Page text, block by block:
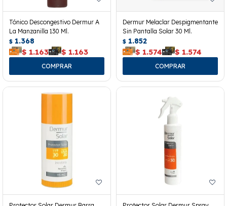
Tónico Descongestivo Dermur A
La Manzanilla 130 Ml.
$ 1.368
$ 1.163 $ 1.163
Dermur Melaclar Despigmentante
Sin Pantalla Solar 30 Ml.
$ 1.852
$ 1.574 $ 1.574